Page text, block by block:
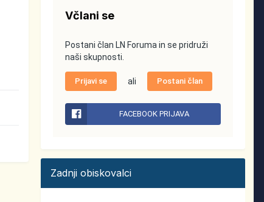
Včlani se
Postani član LN Foruma in se pridruži
naši skupnosti.
Prijavi se ali Postani član
FACEBOOK PRIJAVA
Zadnji obiskovalci